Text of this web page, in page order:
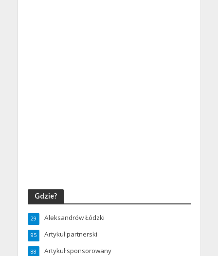
Gdzie?
Aleksandrów Łódzki
29
Artykuł partnerski
95
Artykuł sponsorowany
88